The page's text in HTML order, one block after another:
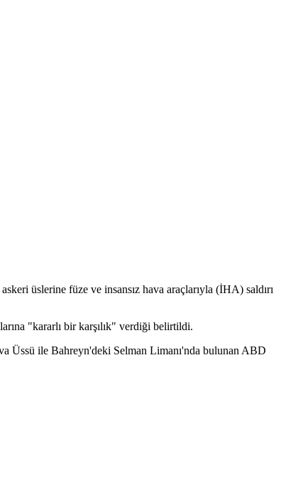
üslerine füze ve insansız hava araçlarıyla (İHA) saldırı
"kararlı bir karşılık" verdiği belirtildi.
Üssü ile Bahreyn'deki Selman Limanı'nda bulunan ABD